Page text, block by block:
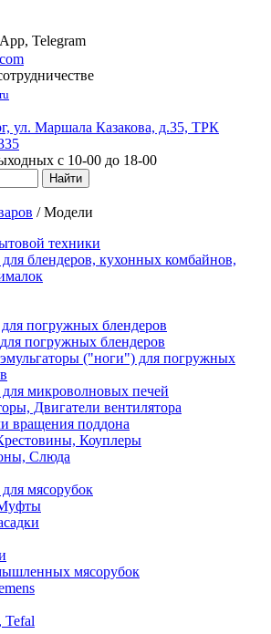
Telegram
ул. Маршала Казакова, д.35, ТРК
с 10-00 до 18-00
/Модели
техники
для блендеров, кухонных комбайнов,
погружных блендеров
погружных блендеров
("ноги") для погружных
для микроволновых печей
Двигатели вентилятора
вращения поддона
Коуплеры
Слюда
мясорубок
мясорубок
Tefal